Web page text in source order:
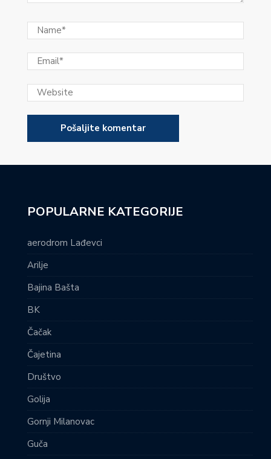
POPULARNE KATEGORIJE
aerodrom Lađevci
Arilje
Bajina Bašta
BK
Čačak
Čajetina
Društvo
Golija
Gornji Milanovac
Guča